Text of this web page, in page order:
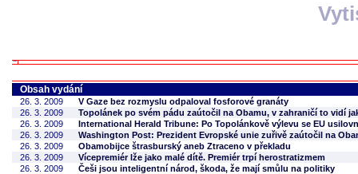
Obsah vydání
26. 3. 2009
V Gaze bez rozmyslu odpaloval fosforové granáty
26. 3. 2009
Topolánek po svém pádu zaútočil na Obamu, v zahraničí to vidí
26. 3. 2009
International Herald Tribune: Po Topolánkově výlevu se EU
26. 3. 2009
Washington Post: Prezident Evropské unie zuřivě zaútočil na
26. 3. 2009
Obamobijce štrasburský aneb Ztraceno v překladu
26. 3. 2009
Vícepremiér lže jako malé dítě. Premiér trpí herostratizmem
26. 3. 2009
Češi jsou inteligentní národ, škoda, že mají smůlu na politiky